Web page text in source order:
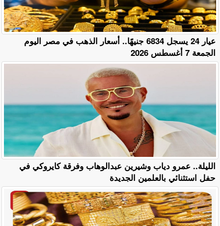
عيار 24 يسجل 6834 جنيهًا.. أسعار الذهب في مصر اليوم
الجمعة 7 أغسطس 2026
الليلة.. عمرو دياب وشيرين عبدالوهاب وفرقة كايروكي في
حفل استثنائي بالعلمين الجديدة